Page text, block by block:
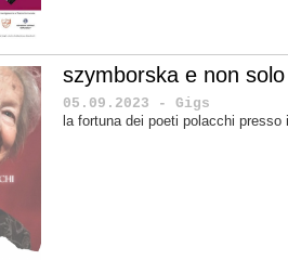
szymborska e non solo
05.09.2023 - Gigs
la fortuna dei poeti polacchi presso